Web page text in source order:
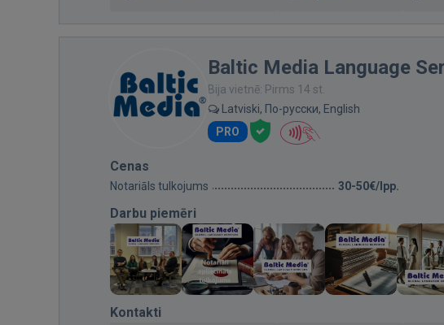
Baltic Media Language
Bija vietnē: Pirms 14 st.
Latviski, По-русски, English
PRO
Cenas
Notariāls tulkojums 30-50€/lpp.
Darbu piemēri
Kontakti